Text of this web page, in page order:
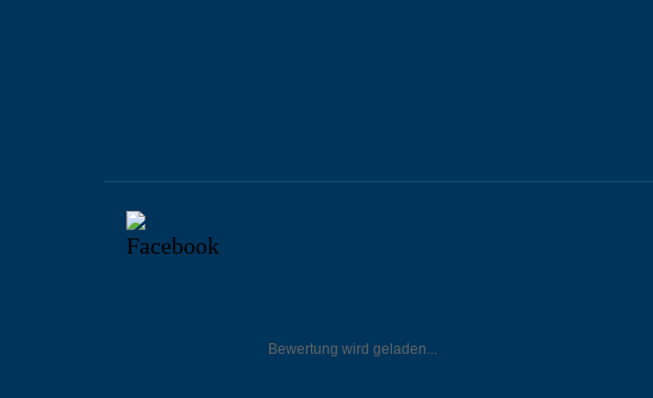
Bewertung wird geladen...